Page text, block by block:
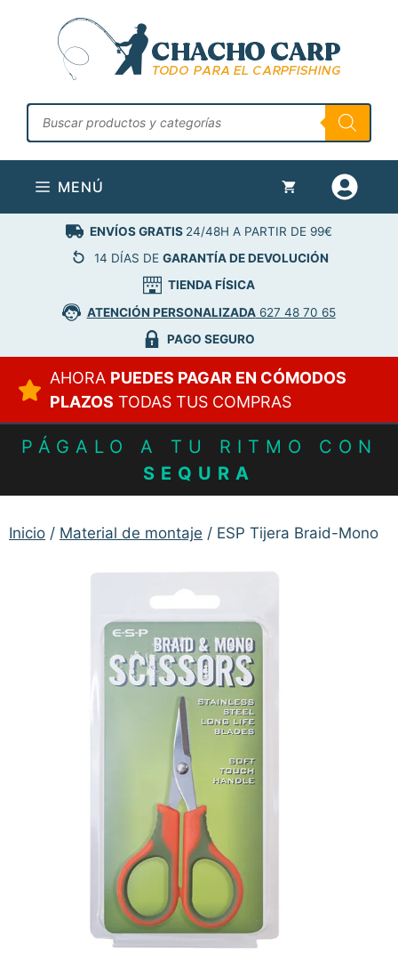
contenido
Búsqueda
de
productos
MENÚ
ENVÍOS GRATIS 24/48H A PARTIR DE 99€
14 DÍAS DE GARANTÍA DE DEVOLUCIÓN
TIENDA FÍSICA
ATENCIÓN PERSONALIZADA627 48 70 65
PAGO SEGURO
AHORA PUEDES PAGAR EN CÓMODOS
PLAZOS TODAS TUS COMPRAS
PÁGALO A TU RITMO CON
SEQURA
Inicio / Material de montaje / ESP Tijera Braid-Mono